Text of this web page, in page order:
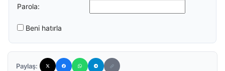
Parola:
Beni hatırla
Paylaş: